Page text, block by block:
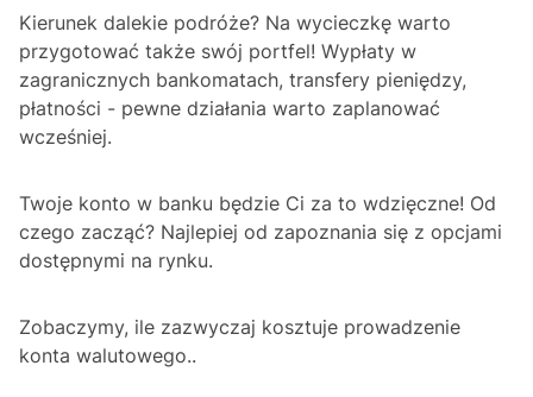
Kierunek dalekie podróże? Na wycieczkę warto
przygotować także swój portfel! Wypłaty w
zagranicznych bankomatach, transfery pieniędzy,
płatności - pewne działania warto zaplanować
wcześniej.
Twoje konto w banku będzie Ci za to wdzięczne! Od
czego zacząć? Najlepiej od zapoznania się z opcjami
dostępnymi na rynku.
Zobaczymy, ile zazwyczaj kosztuje prowadzenie
konta walutowego..